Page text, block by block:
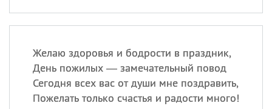
Желаю здоровья и бодрости в праздник,
День пожилых — замечательный повод
Сегодня всех вас от души мне поздравить,
Пожелать только счастья и радости много!